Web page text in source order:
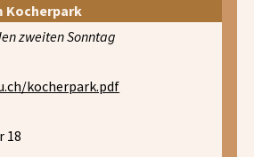
Kocherpark
zweiten Sonntag
kocherpark.pdf
18